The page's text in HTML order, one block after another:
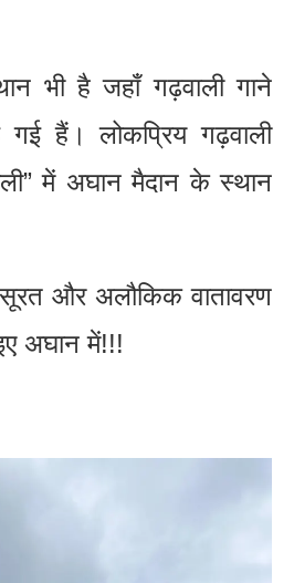
भी है जहाँ गढ़वाली गाने
गई हैं। लोकप्रिय गढ़वाली
में अघान मैदान के स्थान
और अलौकिक वातावरण
अघान में!!!